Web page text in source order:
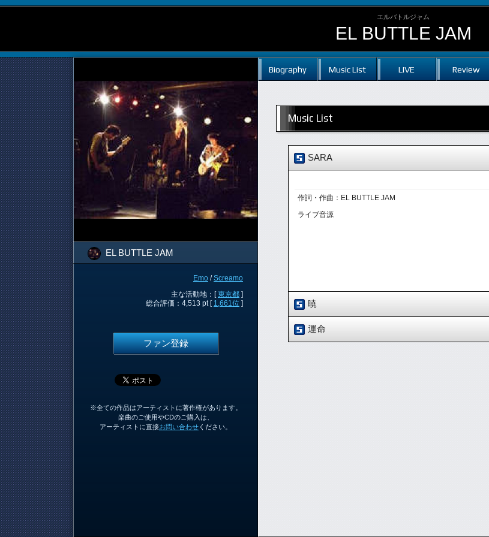
エルバトルジャム
EL BUTTLE JAM
EL BUTTLE JAM
Emo /Screamo
主な活動地：[東京都 ]
総合評価：4,513 pt [ 1,661位 ]
ファン登録
※全ての作品はアーティストに著作権があります。
楽曲のご使用やCDのご購入は、
アーティストに直接お問い合わせ ください。
Biography Music List LIVE Review
Music List
SARA
作詞・作曲：EL BUTTLE JAM
ライブ音源
暁
作詞・作曲：EL BUTTLE JAM
運命